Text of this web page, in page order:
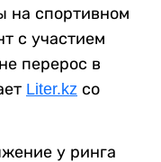
на спортивном
с участием
перерос в
Liter.kz со
у ринга